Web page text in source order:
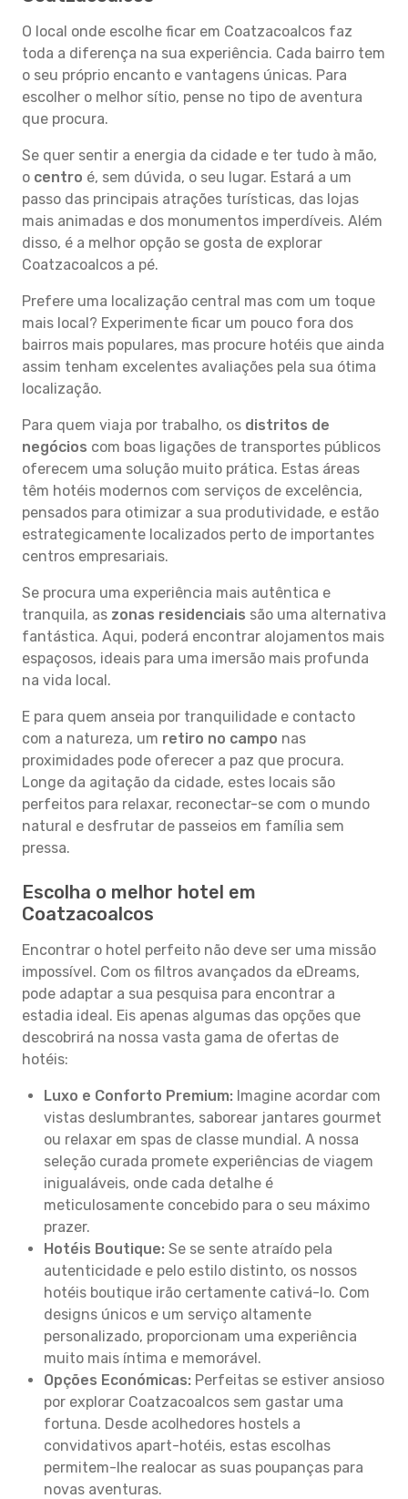
O local onde escolhe ficar em Coatzacoalcos faz
toda a diferença na sua experiência. Cada bairro tem
o seu próprio encanto e vantagens únicas. Para
escolher o melhor sítio, pense no tipo de aventura
que procura.
Se quer sentir a energia da cidade e ter tudo à mão,
o centro é, sem dúvida, o seu lugar. Estará a um
passo das principais atrações turísticas, das lojas
mais animadas e dos monumentos imperdíveis. Além
disso, é a melhor opção se gosta de explorar
Coatzacoalcos a pé.
Prefere uma localização central mas com um toque
mais local? Experimente ficar um pouco fora dos
bairros mais populares, mas procure hotéis que ainda
assim tenham excelentes avaliações pela sua ótima
localização.
Para quem viaja por trabalho, os distritos de
negócios com boas ligações de transportes públicos
oferecem uma solução muito prática. Estas áreas
têm hotéis modernos com serviços de excelência,
pensados para otimizar a sua produtividade, e estão
estrategicamente localizados perto de importantes
centros empresariais.
Se procura uma experiência mais autêntica e
tranquila, as zonas residenciais são uma alternativa
fantástica. Aqui, poderá encontrar alojamentos mais
espaçosos, ideais para uma imersão mais profunda
na vida local.
E para quem anseia por tranquilidade e contacto
com a natureza, um retiro no campo nas
proximidades pode oferecer a paz que procura.
Longe da agitação da cidade, estes locais são
perfeitos para relaxar, reconectar-se com o mundo
natural e desfrutar de passeios em família sem
pressa.
Escolha o melhor hotel em
Coatzacoalcos
Encontrar o hotel perfeito não deve ser uma missão
impossível. Com os filtros avançados da eDreams,
pode adaptar a sua pesquisa para encontrar a
estadia ideal. Eis apenas algumas das opções que
descobrirá na nossa vasta gama de ofertas de
hotéis:
Luxo e Conforto Premium: Imagine acordar com
vistas deslumbrantes, saborear jantares gourmet
ou relaxar em spas de classe mundial. A nossa
seleção curada promete experiências de viagem
inigualáveis, onde cada detalhe é
meticulosamente concebido para o seu máximo
prazer.
Hotéis Boutique: Se se sente atraído pela
autenticidade e pelo estilo distinto, os nossos
hotéis boutique irão certamente cativá-lo. Com
designs únicos e um serviço altamente
personalizado, proporcionam uma experiência
muito mais íntima e memorável.
Opções Económicas: Perfeitas se estiver ansioso
por explorar Coatzacoalcos sem gastar uma
fortuna. Desde acolhedores hostels a
convidativos apart-hotéis, estas escolhas
permitem-lhe realocar as suas poupanças para
novas aventuras.